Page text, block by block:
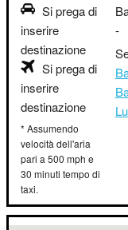
Si prega di
inserire
destinazione
Si prega di
inserire
destinazione
* Assumendo
velocità dell'aria
pari a 500 mph e
30 minuti tempo di
taxi.
-